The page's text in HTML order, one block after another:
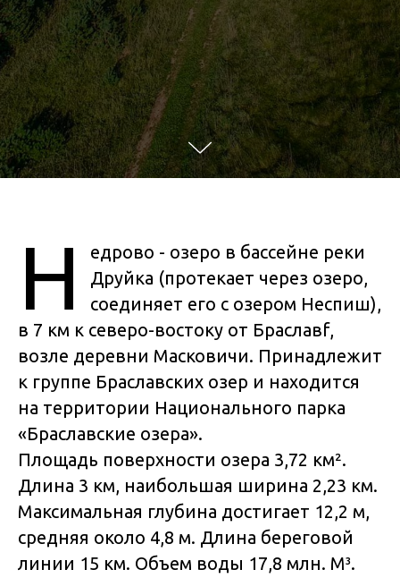
Н
едрово - озеро в бассейне реки
Друйка (протекает через озеро,
соединяет его с озером Неспиш),
в 7 км к северо-востоку от Браславf,
возле деревни Масковичи. Принадлежит
к группе Браславских озер и находится
на территории Национального парка
«Браславские озера».
Площадь поверхности озера 3,72 км².
Длина 3 км, наибольшая ширина 2,23 км.
Максимальная глубина достигает 12,2 м,
средняя около 4,8 м. Длина береговой
линии 15 км. Объем воды 17,8 млн. М³.